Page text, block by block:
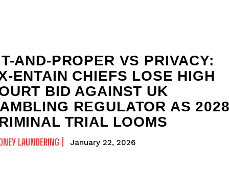
AND-PROPER VS PRIVACY:
ENTAIN CHIEFS LOSE HIGH
BID AGAINST UK
REGULATOR AS
TRIAL LOOMS
LAUNDERING January 22, 2026